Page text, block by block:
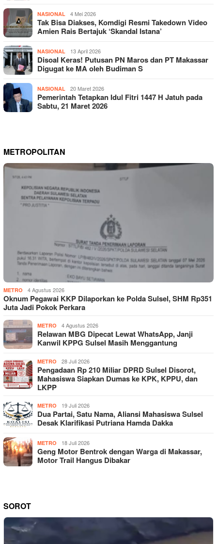
NASIONAL 4 Mei 2026
Tak Bisa Diakses, Komdigi Resmi Takedown Video
Amien Rais Bertajuk ‘Skandal Istana’
NASIONAL 13 April 2026
Disoal Keras! Putusan PN Maros dan PT Makassar
Digugat ke MA oleh Budiman S
NASIONAL 20 Maret 2026
Pemerintah Tetapkan Idul Fitri 1447 H Jatuh pada
Sabtu, 21 Maret 2026
METROPOLITAN
METRO 4 Agustus 2026
Oknum Pegawai KKP Dilaporkan ke Polda Sulsel, SHM Rp351
Juta Jadi Pokok Perkara
METRO 4 Agustus 2026
Relawan MBG Dipecat Lewat WhatsApp, Janji
Kanwil KPPG Sulsel Masih Menggantung
METRO 28 Juli 2026
Pengadaan Rp 210 Miliar DPRD Sulsel Disorot,
Mahasiswa Siapkan Dumas ke KPK, KPPU, dan
LKPP
METRO 19 Juli 2026
Dua Partai, Satu Nama, Aliansi Mahasiswa Sulsel
Desak Klarifikasi Putriana Hamda Dakka
METRO 18 Juli 2026
Geng Motor Bentrok dengan Warga di Makassar,
Motor Trail Hangus Dibakar
SOROT